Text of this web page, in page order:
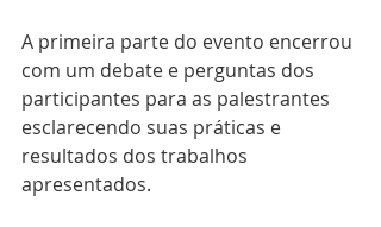
A primeira parte do evento encerrou
com um debate e perguntas dos
participantes para as palestrantes
esclarecendo suas práticas e
resultados dos trabalhos
apresentados.